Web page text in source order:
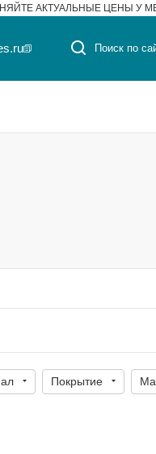
АКТУАЛЬНЫЕ ЦЕНЫ У
Поиск по
Покрытие